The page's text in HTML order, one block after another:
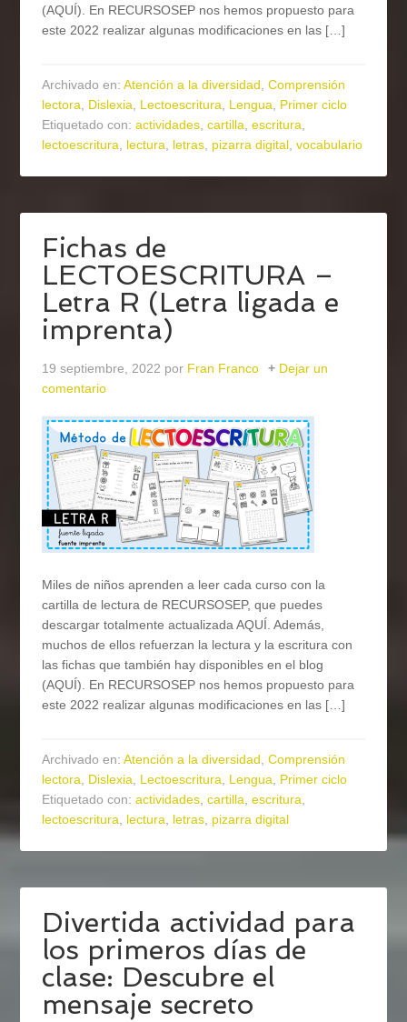
(AQUÍ). En RECURSOSEP nos hemos propuesto para
este 2022 realizar algunas modificaciones en las […]
Archivado en:Atención a la diversidad,Comprensión
lectora, Dislexia, Lectoescritura, Lengua, Primer ciclo
Etiquetado con:actividades,cartilla,escritura,
lectoescritura, lectura, letras, pizarra digital,vocabulario
Fichas de
LECTOESCRITURA –
Letra R (Letra ligada e
imprenta)
19 septiembre, 2022 por Fran Franco
Dejar un
comentario
Miles de niños aprenden a leer cada curso con la
cartilla de lectura de RECURSOSEP, que puedes
descargar totalmente actualizada AQUÍ. Además,
muchos de ellos refuerzan la lectura y la escritura con
las fichas que también hay disponibles en el blog
(AQUÍ). En RECURSOSEP nos hemos propuesto para
este 2022 realizar algunas modificaciones en las […]
Archivado en:Atención a la diversidad,Comprensión
lectora, Dislexia, Lectoescritura, Lengua, Primer ciclo
Etiquetado con:actividades,cartilla,escritura,
lectoescritura, lectura, letras, pizarra digital
Divertida actividad para
los primeros días de
clase: Descubre el
mensaje secreto